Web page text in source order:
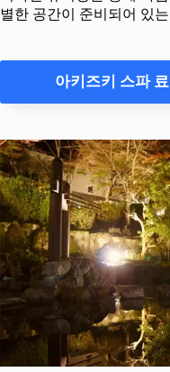
별한 공간이 준비되어 있
아키즈키 스파